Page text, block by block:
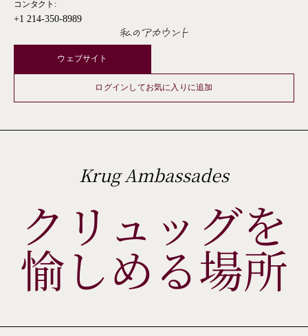
コンタクト:
+1 214-350-8989
私のアカウント
ウェブサイト
ログインしてお気に入りに追加
Krug Ambassades
クリュッグを
愉しめる場所